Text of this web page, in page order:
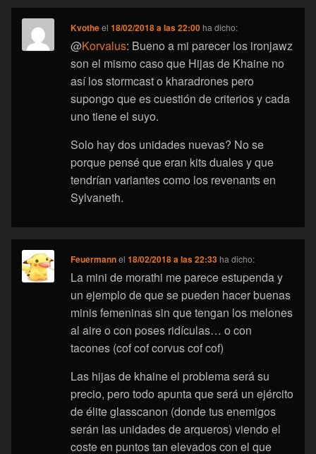
Kvotheel18/02/2018 a las 22:00 ha dicho:
@Korvalus: Bueno a mi parecer los ironjawz
son el mismo caso que Hijas de Khaine no
así los stormcast o kharadrones pero
supongo que es cuestión de criterios y cada
uno tiene el suyo.
Solo hay dos unidades nuevas? No se
porque pensé que eran kits duales y que
tendrían variantes como los revenants en
Sylvaneth.
Feuermannel18/02/2018 a las 22:33 ha dicho:
La mini de morathi me parece estupenda y
un ejemplo de que se pueden hacer buenas
minis femeninas sin que tengan los melones
al aire o con poses ridículas… o con
tacones (cof cof corvus cof cof)
Las hijas de khaine el problema será su
precio, pero todo apunta que será un ejército
de élite glasscanon (donde tus enemigos
serán las unidades de arqueros) viendo el
coste en puntos tan elevados con el que